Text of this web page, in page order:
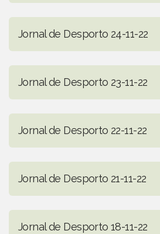
Jornal de Desporto 24-11-22
Jornal de Desporto 23-11-22
Jornal de Desporto 22-11-22
Jornal de Desporto 21-11-22
Jornal de Desporto 18-11-22